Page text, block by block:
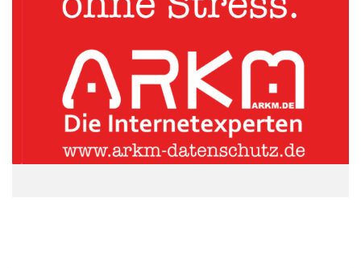
gesetzlichen Vorgaben zu Emissionen. Die weitere Reihenfolge
gesetzliche Vorgaben insbesondere zu Emissionen (2,5),
verlorenes Vertrauen in die Automobilhersteller (3,0),
Verunsicherung der Verbraucher beim Neuwagenkauf (3,1),
verlorenes Vertrauen in die Verkehrspolitik (3,5) und
Unsicherheit bei eventuellen Hardware-Nachrüstungen (3,6).
Ein Drittel der befragten Manager und Experten räumt dem
Trend zurE-Mobilitäthöchste Priorität ein; beinahe genauso